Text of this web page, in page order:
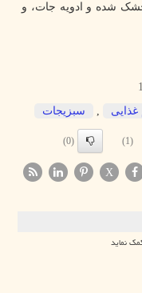
خشک شده و ادویه جات، و
غذایی , سبزیجات
(1)
(0)
X